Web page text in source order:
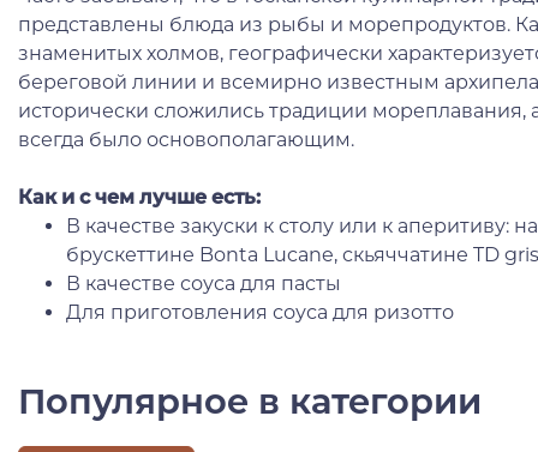
представлены блюда из рыбы и морепродуктов.
знаменитых холмов, географически
береговой линии и всемирно известным
исторически сложились традиции
всегда было основополагающим.
Как и с чем лучше есть:
В качестве закуски к столу или к аперитиву:
брускеттине Bonta Lucane, скьяччатине TD
В качестве соуса для пасты
Для приготовления соуса для ризотто
Популярное в категории